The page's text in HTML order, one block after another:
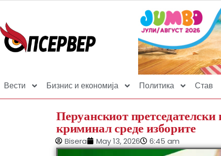
Вести Бизнис и економија Политика Став
Перуанскиот
криминал среде изборите
Bisera May 13, 2026 6:45 am